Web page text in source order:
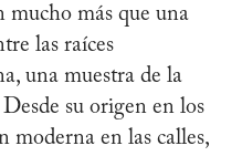
mucho más que una
las raíces
una muestra de la
su origen en los
moderna en las calles,